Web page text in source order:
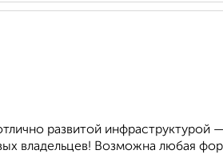
развитой
владельцев! Возможна любая